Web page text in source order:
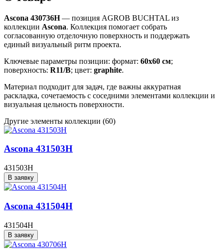
Ascona 430736H— позиция AGROB BUCHTAL из
коллекции Ascona. Коллекция помогает собрать
согласованную отделочную поверхность и поддержать
единый визуальный ритм проекта.
Ключевые параметры позиции: формат: 60x60 см;
поверхность: R11/B; цвет: graphite.
Материал подходит для задач, где важны аккуратная
раскладка, сочетаемость с соседними элементами коллекции и
визуальная цельность поверхности.
Другие элементы коллекции (60)
Ascona 431503H
431503H
В заявку
Ascona 431504H
431504H
В заявку